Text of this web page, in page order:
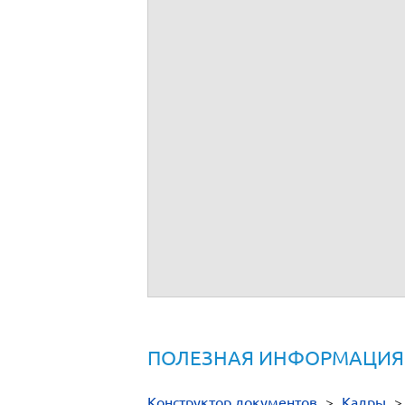
ПОЛЕЗНАЯ ИНФОРМАЦИЯ